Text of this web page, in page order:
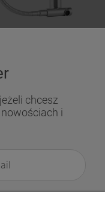
chcesz
i